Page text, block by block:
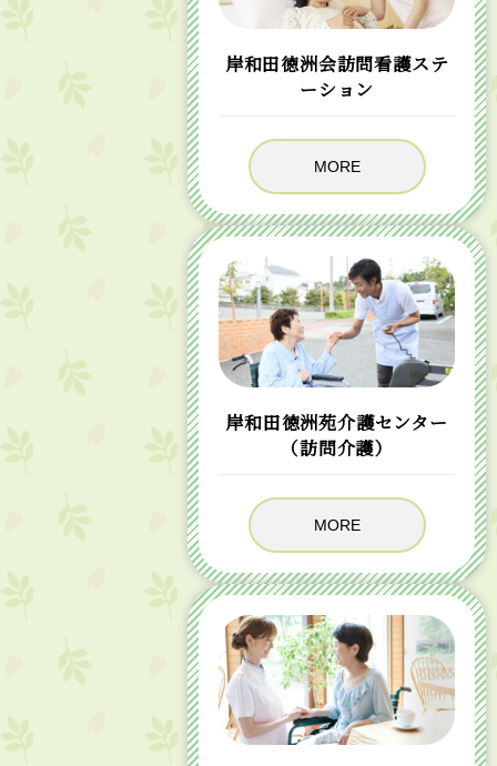
岸和田徳洲会訪問看護ステ
ーション
MORE
岸和田徳洲苑介護センター
（訪問介護）
MORE